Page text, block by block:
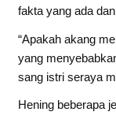
fakta yang ada
“Apakah akang
yang
sang istri seraya
Hening beberapa